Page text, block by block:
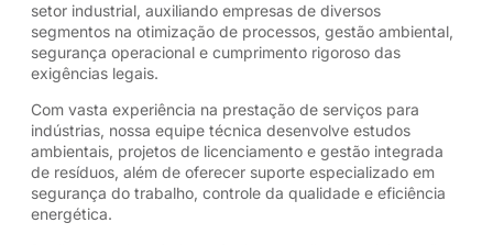
setor industrial, auxiliando empresas de diversos
segmentos na otimização de processos, gestão ambiental,
segurança operacional e cumprimento rigoroso das
exigências legais.
Com vasta experiência na prestação de serviços para
indústrias, nossa equipe técnica desenvolve estudos
ambientais, projetos de licenciamento e gestão integrada
de resíduos, além de oferecer suporte especializado em
segurança do trabalho, controle da qualidade e eficiência
energética.